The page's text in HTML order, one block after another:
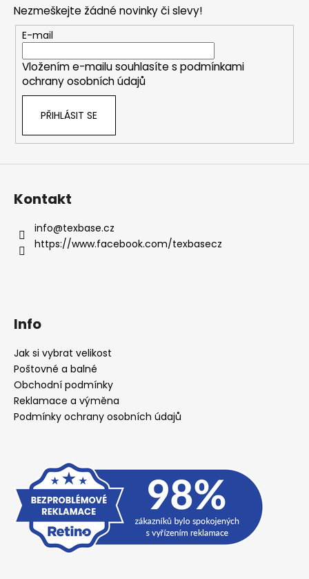
Nezmeškejte žádné novinky či slevy!
E-mail
Vložením e-mailu souhlasíte s podmínkami
ochrany osobních údajů
PŘIHLÁSIT SE
Kontakt
info@texbase.cz
https://www.facebook.com/texbasecz
Info
Jak si vybrat velikost
Poštovné a balné
Obchodní podmínky
Reklamace a výměna
Podmínky ochrany osobních údajů